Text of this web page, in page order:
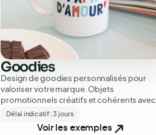
Goodies
Design de goodies personnalisés pour
valoriser votre marque. Objets
promotionnels créatifs et cohérents avec
votre identité visuelle, adaptés à tous vos
événements.
Délai indicatif :3 jours
Voir les exemples